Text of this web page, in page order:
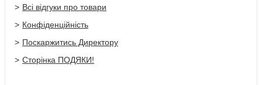
Всі відгуки про товари
Конфіденційність
Поскаржитись Директору
Сторінка ПОДЯКИ!